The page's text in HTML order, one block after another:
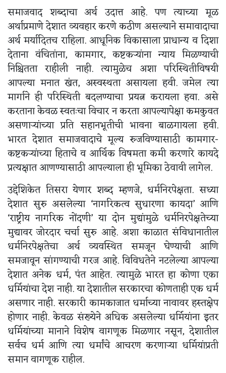
समाजवाद शब्दाचा अर्थ उदात्त आहे. पण त्याच्या मूळ
अर्थाप्रमाणे देशात व्यवहार करणे कठीण असल्याने समावादाचा
अर्थ मर्यादितच राहिला. आधूनिक विकासाला प्राधान्य व दिशा
देताना वंचितांना, कामगार, कष्टकऱ्यांना न्याय मिळण्याची
निश्चितता राहीली नाही. त्यामुळेच अशा परिस्थितीविषयी
आपल्या मनात खंत, अस्वस्थता असायला हवी. जमेल त्या
मार्गाने ही परिस्थिती बदलण्याचा प्रयत्न करायला हवा. असे
करताना केवळ स्वतःचा विचार न करता आपल्यापेक्षा कमकुवत
असणाऱ्यांच्या प्रति सहानभूतीची भावना बाळगायला हवी.
भारत देशात समाजवादाचे मूल्य रुजविण्यासाठी कामगार-
कष्टकऱ्यांच्या हिताचे व आर्थिक विषमता कमी करणारे कायदे
प्रत्यक्षात आणण्यासाठी आपल्याला ही भूमिका ठेवावी लागेल.
उद्देशिकेत तिसरा येणार शब्द म्हणजे, धर्मनिरपेक्षता. सध्या
देशात सुरु असलेल्या ‘नागरिकत्व सुधारणा कायदा’ आणि
‘राष्ट्रीय नागरिक नोंदणी’ या दोन मुद्यांमुळे धर्मनिरपेक्षतेच्या
मुद्यावर जोरदार चर्चा सुरु आहे. अशा काळात संविधानातील
धर्मनिरपेक्षतेचा अर्थ व्यवस्थित समजून घेण्याची आणि
समजावून सांगण्याची गरज आहे. विविधतेने नटलेल्या आपल्या
देशात अनेक धर्म, पंत आहेत. त्यामुळे भारत हा कोणा एका
धर्मियांचा देश नाही. या देशातील सरकारचा कोणताही एक धर्म
असणार नाही. सरकारी कामकाजात धर्माच्या नावावर हस्तक्षेप
होणार नाही. केवळ संख्येने अधिक असलेल्या धर्मियांना इतर
धर्मियांच्या मानाने विशेष वागणूक मिळणार नसून, देशातील
सर्वच धर्म आणि त्या धर्मांचे आचरण करणाऱ्या धर्मियांप्रती
समान वागणूक राहील.